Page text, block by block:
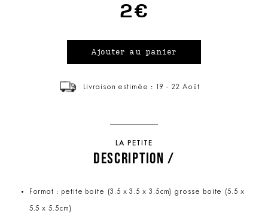
2€
Livraison estimée : 19 - 22 Août
LA PETITE
DESCRIPTION /
Format : petite boite (3.5 x 3.5 x 3.5cm) grosse boite (5.5 x
5.5 x 5.5cm)